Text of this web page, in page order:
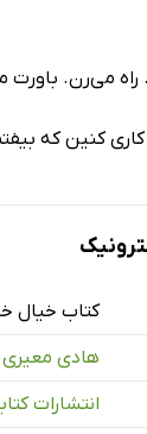
راه می‌رن.
کنین که
کتاب خیال
هادی معیری
انتشارات